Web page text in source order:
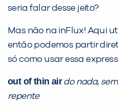
seria falar desse jeito?
Mas não na inFlux! Aqui
então podemos partir
só como usar essa
out of thin air do nada,
repente